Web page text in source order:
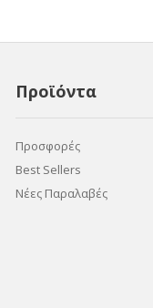
Προϊόντα
Προσφορές
Best Sellers
Νέες Παραλαβές